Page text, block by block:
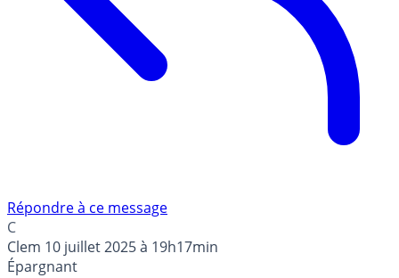
Répondre à ce message
C
Clem 10 juillet 2025 à 19h17min
Épargnant